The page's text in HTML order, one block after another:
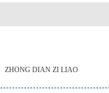
ZHONG DIAN ZI LIAO